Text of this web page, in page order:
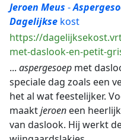
Jeroen Meus -
Dagelijkse kost
https://
met-daslook-en-petit-
... aspergesoep met
speciale dag zoals een
het al wat feestelijker.
maaktjeroen een
van daslook. Hij werkt